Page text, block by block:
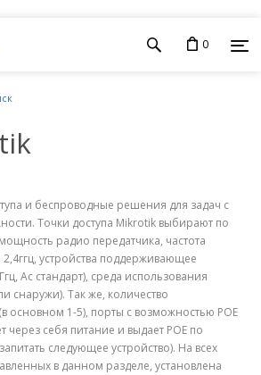
0
и беспроводные решения для задач с
Точки доступа Mikrotik выбирают по
радио передатчика, частота
устройства поддерживающее
Ас стандарт), среда использования
снаружи). Так же, количество
основном 1-5), порты с возможностью РОЕ
через себя питание и выдает РОЕ по
следующее устройство). На всех
в данном разделе, установлена